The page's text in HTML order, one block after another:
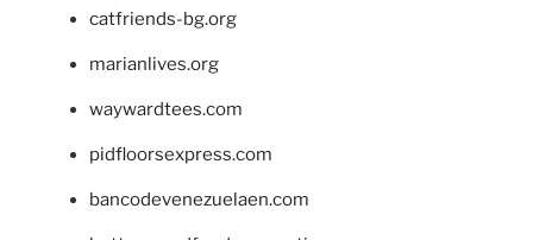
catfriends-bg.org
marianlives.org
waywardtees.com
pidfloorsexpress.com
bancodevenezuelaen.com